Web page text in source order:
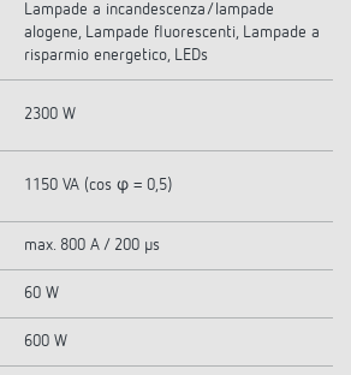
Lampade a incandescenza/lampade
alogene, Lampade fluorescenti, Lampade a
risparmio energetico, LEDs
2300 W
1150 VA (cos φ = 0,5)
max. 800 A / 200 µs
60 W
600 W